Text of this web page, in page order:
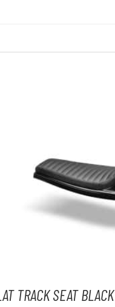
TRACK SEAT BLACK